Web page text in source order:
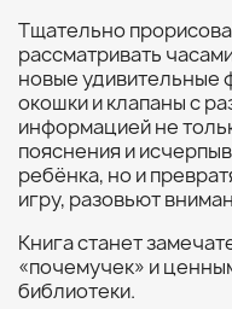
Тщательно
рассматривать
новые удивительные
окошки и клапаны с
информацией не
пояснения и
ребёнка, но и
игру, разовьют
Книга станет
«почемучек» и
библиотеки.